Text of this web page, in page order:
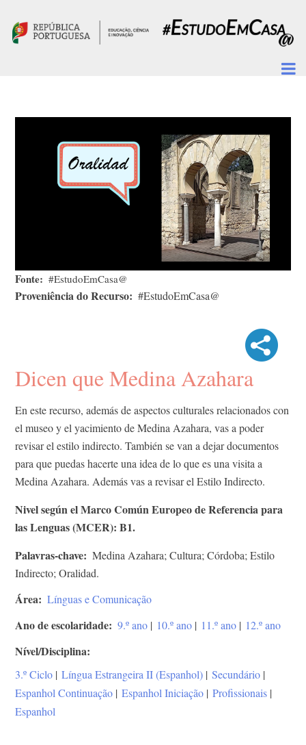
Fonte #EstudoEmCasa@
Proveniência do Recurso #EstudoEmCasa@
Dicen que Medina Azahara
En este recurso, además de aspectos culturales relacionados con
el museo y el yacimiento de Medina Azahara, vas a poder
revisar el estilo indirecto. También se van a dejar documentos
para que puedas hacerte una idea de lo que es una visita a
Medina Azahara. Además vas a revisar el Estilo Indirecto.
Nivel según el Marco Común Europeo de Referencia para
las Lenguas (MCER): B1.
Palavras-chave
Medina Azahara; Cultura; Córdoba; Estilo
Indirecto; Oralidad.
Área Línguas e Comunicação
Ano de escolaridade 9.º ano | 10.º ano | 11.º ano | 12.º ano
Nível/Disciplina
3.º Ciclo | Língua Estrangeira II (Espanhol) | Secundário |
Espanhol Continuação | Espanhol Iniciação | Profissionais |
Espanhol